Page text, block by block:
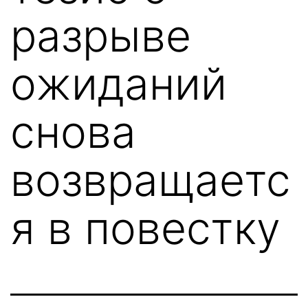
разрыве
ожиданий
снова
возвращаетс
я в повестку